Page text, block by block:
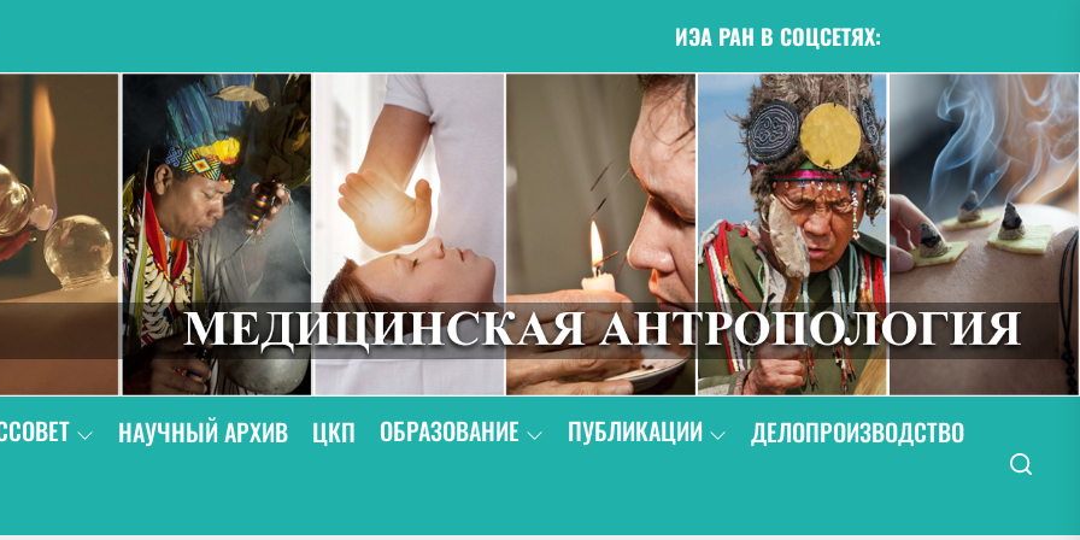
ИЭА РАН В СОЦСЕТЯХ:
НАУЧНЫЙ АРХИВ ЦКП ОБРАЗОВАНИЕ ПУБЛИКАЦИИ
ДЕЛОПРОИЗВОДСТВО